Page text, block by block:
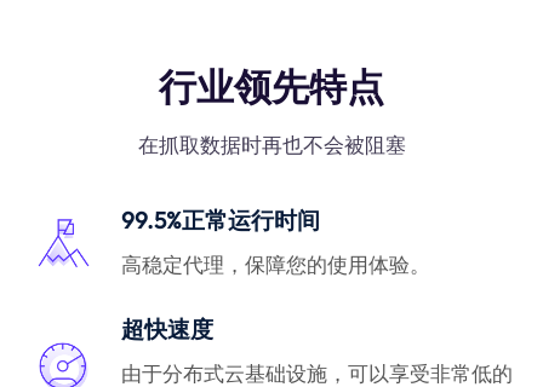
行业领先特点
在抓取数据时再也不会被阻塞
99.5%正常运行时间
高稳定代理，保障您的使用体验。
超快速度
由于分布式云基础设施，可以享受非常低的